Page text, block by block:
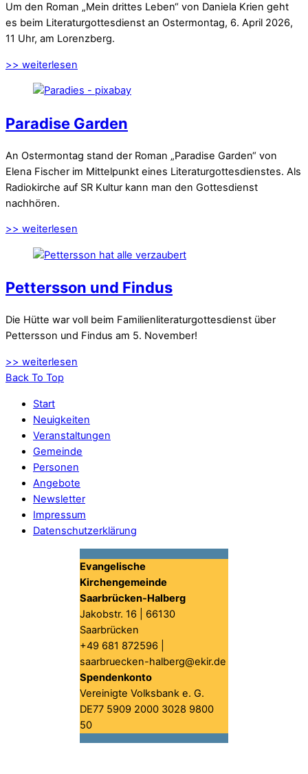
Um den Roman „Mein drittes Leben“ von Daniela Krien geht
es beim Literaturgottesdienst an Ostermontag, 6. April 2026,
11 Uhr, am Lorenzberg.
>> weiterlesen
Paradise Garden
An Ostermontag stand der Roman „Paradise Garden“ von
Elena Fischer im Mittelpunkt eines Literaturgottesdienstes. Als
Radiokirche auf SR Kultur kann man den Gottesdienst
nachhören.
>> weiterlesen
Pettersson und Findus
Die Hütte war voll beim Familienliteraturgottesdienst über
Pettersson und Findus am 5. November!
>> weiterlesen
Back To Top
Start
Neuigkeiten
Veranstaltungen
Gemeinde
Personen
Angebote
Newsletter
Impressum
Datenschutzerklärung
Evangelische
Kirchengemeinde
Saarbrücken-Halberg
Jakobstr. 16 | 66130
Saarbrücken
+49 681 872596 |
saarbruecken-halberg@ekir.de
Spendenkonto
Vereinigte Volksbank e. G.
DE77 5909 2000 3028 9800
50